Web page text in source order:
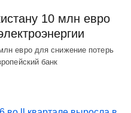
10 млн евро
евро для снижение потерь
банк